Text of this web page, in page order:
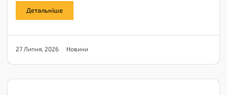
27 Липня, 2026 Новини
Детальніше